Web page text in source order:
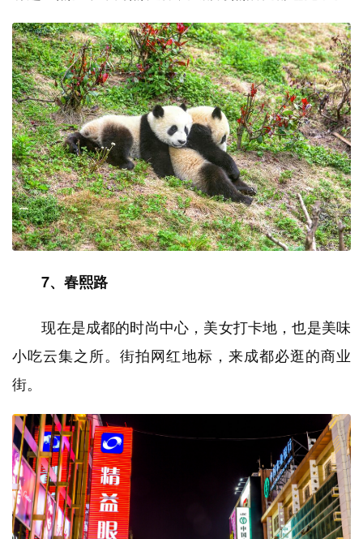
7、春熙路
现在是成都的时尚中心，美女打卡地，也是美味
小吃云集之所。街拍网红地标，来成都必逛的商业
街。